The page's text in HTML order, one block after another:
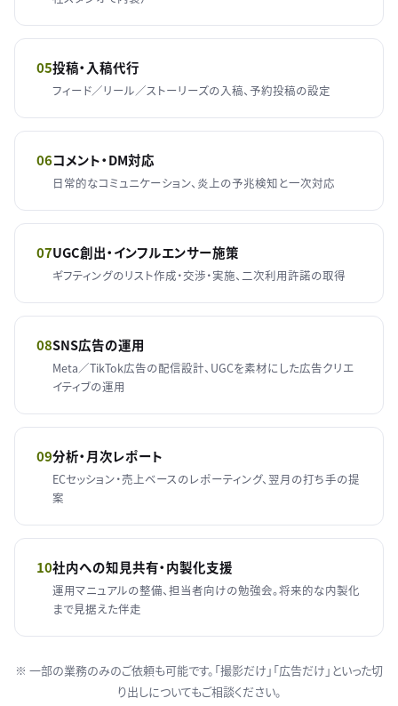
05投稿・入稿代行
フィード／リール／ストーリーズの入稿、予約投稿の設定
06コメント・DM対応
日常的なコミュニケーション、炎上の予兆検知と一次対応
07UGC創出・インフルエンサー施策
ギフティングのリスト作成・交渉・実施、二次利用許諾の取得
08SNS広告の運用
Meta／TikTok広告の配信設計、UGCを素材にした広告クリエ
イティブの運用
09分析・月次レポート
ECセッション・売上ベースのレポーティング、翌月の打ち手の提
案
10社内への知見共有・内製化支援
運用マニュアルの整備、担当者向けの勉強会。将来的な内製化
まで見据えた伴走
※ 一部の業務のみのご依頼も可能です。「撮影だけ」「広告だけ」といった切
り出しについてもご相談ください。